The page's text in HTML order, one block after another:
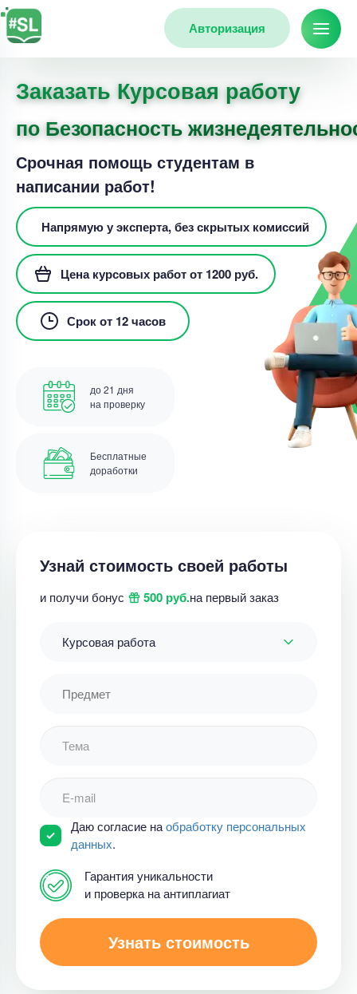
Авторизация
Заказать Курсовая работу
по Безопасность
Срочная помощь студентам в
написании работ!
Напрямую у эксперта, без скрытых комиссий
Цена курсовых работ от 1200 руб.
Срок от 12 часов
до 21 дня
на проверку
Бесплатные
доработки
Узнай стоимость своей работы
и получи бонус 500 руб.на первый заказ
Курсовая работа
Даю согласие наобработку персональных
данных.
Гарантия уникальности
и проверка на антиплагиат
Узнать стоимость